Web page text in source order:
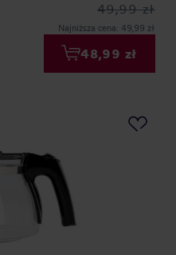
49,99 zł
Najniższa cena: 49,99 zł
48,99 zł